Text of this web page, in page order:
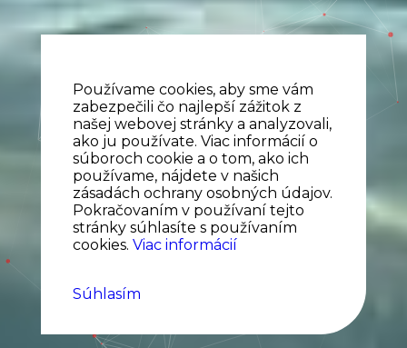
Používame cookies, aby sme vám
zabezpečili čo najlepší zážitok z
našej webovej stránky a analyzovali,
ako ju používate. Viac informácií o
súboroch cookie a o tom, ako ich
používame, nájdete v našich
zásadách ochrany osobných údajov.
Pokračovaním v používaní tejto
stránky súhlasíte s používaním
cookies. Viac informácií
Súhlasím